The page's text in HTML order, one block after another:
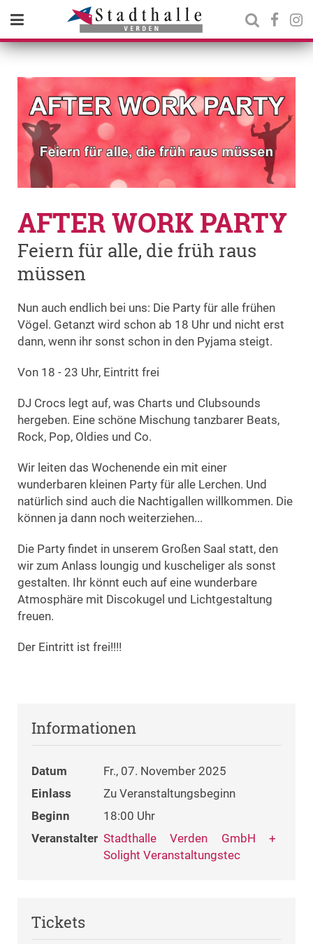
AFTER WORK PARTY
Feiern für alle, die früh raus
müssen
Nun auch endlich bei uns: Die Party für alle frühen
Vögel. Getanzt wird schon ab 18 Uhr und nicht erst
dann, wenn ihr sonst schon in den Pyjama steigt.
Von 18 - 23 Uhr, Eintritt frei
DJ Crocs legt auf, was Charts und Clubsounds
hergeben. Eine schöne Mischung tanzbarer Beats,
Rock, Pop, Oldies und Co.
Wir leiten das Wochenende ein mit einer
wunderbaren kleinen Party für alle Lerchen. Und
natürlich sind auch die Nachtigallen willkommen. Die
können ja dann noch weiterziehen...
Die Party findet in unserem Großen Saal statt, den
wir zum Anlass loungig und kuscheliger als sonst
gestalten. Ihr könnt euch auf eine wunderbare
Atmosphäre mit Discokugel und Lichtgestaltung
freuen.
Der Eintritt ist frei!!!!
Informationen
Datum
Fr., 07. November 2025
Einlass
Zu Veranstaltungsbeginn
Beginn
18:00 Uhr
Veranstalter Stadthalle Verden GmbH +
Solight Veranstaltungstec
Tickets